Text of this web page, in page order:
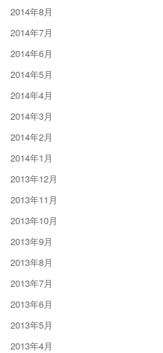
2014年8月
2014年7月
2014年6月
2014年5月
2014年4月
2014年3月
2014年2月
2014年1月
2013年12月
2013年11月
2013年10月
2013年9月
2013年8月
2013年7月
2013年6月
2013年5月
2013年4月